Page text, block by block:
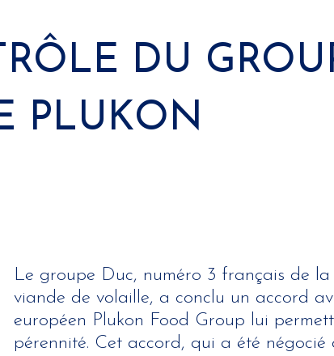
DU
PLUKON
Le groupe Duc, numéro 3 français de
viande de volaille, a conclu un accord
européen Plukon Food Group lui
pérennité. Cet accord, qui a été négocié